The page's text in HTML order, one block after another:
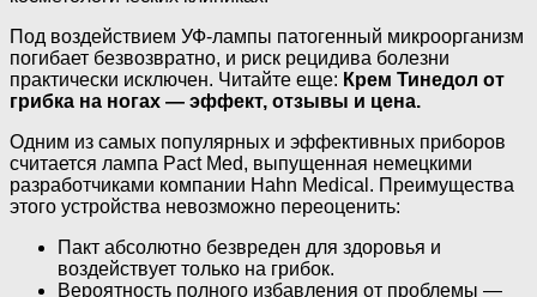
Под воздействием УФ-лампы патогенный микроорганизм
погибает безвозвратно, и риск рецидива болезни
практически исключен. Читайте еще: Крем Тинедол от
грибка на ногах — эффект, отзывы и цена.
Одним из самых популярных и эффективных приборов
считается лампа Pact Med, выпущенная немецкими
разработчиками компании Hahn Medical. Преимущества
этого устройства невозможно переоценить:
Пакт абсолютно безвреден для здоровья и
воздействует только на грибок.
Вероятность полного избавления от проблемы —